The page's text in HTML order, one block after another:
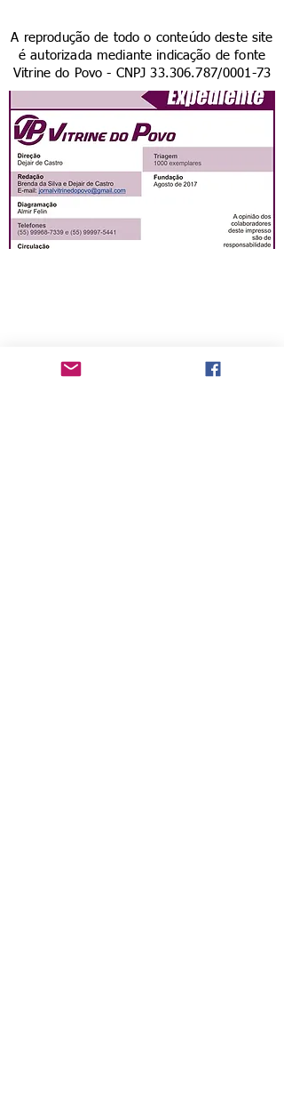
A reprodução de todo o conteúdo deste site
é autorizada mediante indicação de fonte
Vitrine do Povo - CNPJ33.306.787/0001-73